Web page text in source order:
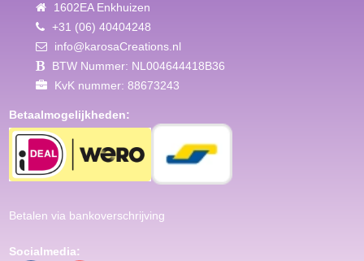
1602EA Enkhuizen
+31 (06) 40404248
info@karosaCreations.nl
BTW Nummer: NL004644418B36
KvK nummer: 88673243
Betaalmogelijkheden:
Betalen via bankoverschrijving
Socialmedia: